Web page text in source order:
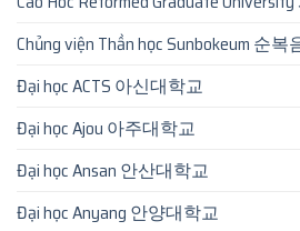
Chủng viện Thần học Sunbokeum 순
Đại học ACTS 아신대학교
Đại học Ajou 아주대학교
Đại học Ansan 안산대학교
Đại học Anyang 안양대학교